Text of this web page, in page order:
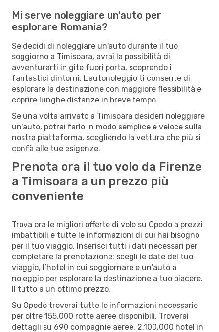
Mi serve noleggiare un'auto per
esplorare Romania?
Se decidi di noleggiare un'auto durante il tuo
soggiorno a Timisoara, avrai la possibilità di
avventurarti in gite fuori porta, scoprendo i
fantastici dintorni. L’autonoleggio ti consente di
esplorare la destinazione con maggiore flessibilità e
coprire lunghe distanze in breve tempo.
Se una volta arrivato a Timisoara desideri noleggiare
un'auto, potrai farlo in modo semplice e veloce sulla
nostra piattaforma, scegliendo la vettura che più si
confà alle tue esigenze.
Prenota ora il tuo volo da Firenze
a Timisoara a un prezzo più
conveniente
Trova ora le migliori offerte di volo su Opodo a prezzi
imbattibili e tutte le informazioni di cui hai bisogno
per il tuo viaggio. Inserisci tutti i dati necessari per
completare la prenotazione: scegli le date del tuo
viaggio, l’hotel in cui soggiornare e un'auto a
noleggio per esplorare la destinazione a tuo piacere.
Il tutto a un ottimo prezzo.
Su Opodo troverai tutte le informazioni necessarie
per oltre 155.000 rotte aeree disponibili. Troverai
dettagli su 690 compagnie aeree, 2.100.000 hotel in